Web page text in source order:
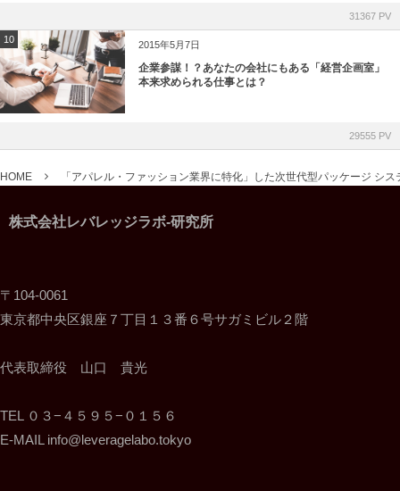
31367 PV
10 2015年5月7日
企業参謀！？あなたの会社にもある「経営企画室」
本来求められる仕事とは？
29555 PV
HOME 「アパレル・ファッション業界に特化」した次世代型パッケージ シス
株式会社レバレッジラボ-研究所
〒104-0061
東京都中央区銀座７丁目１３番６号サガミビル２階
代表取締役 山口 貴光
TEL ０３−４５９５−０１５６
E-MAIL info@leveragelabo.tokyo